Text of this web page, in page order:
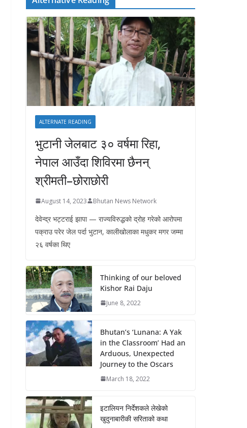
ALTERNATE READING
भुटानी जेलबाट ३० वर्षमा रिहा‚
नेपाल आउँदा शिविरमा छैनन्
श्रीमती–छोराछोरी
August 14, 2023 Bhutan News Network
देवेन्द्र भट्टराई झापा — राज्यविरुद्धको द्रोह गरेको आरोपमा
पक्राउ परेर जेल पर्दा भुटान, कालीखोलाका मधुकर मगर जम्मा
२६ वर्षका थिए
Thinking of our beloved
Kishor Rai Daju
June 8, 2022
Bhutan’s ‘Lunana: A Yak
in the Classroom’ Had an
Arduous, Unexpected
Journey to the Oscars
March 18, 2022
इटालियन निर्देशकले लेखेको
खुदुनाबारीकी सरिताको कथा